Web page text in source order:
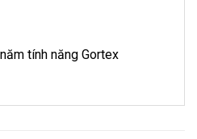
tính năng Gortex